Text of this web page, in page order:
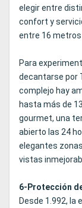
elegir entre
confort y
entre 16
Para
decantarse por
complejo hay
hasta más de
gourmet, una
abierto las 24
elegantes
vistas
6-Protección
Desde 1.992, la